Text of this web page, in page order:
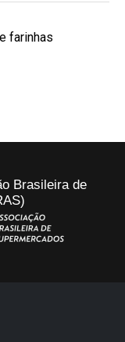
farinhas
Brasileira de